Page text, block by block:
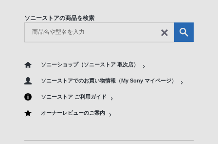
ソニーストアの商品を検索
ソニーショップ（ソニーストア 取次店）
ソニーストアでのお買い物情報（My Sony マイページ）
ソニーストア ご利用ガイド
オーナーレビューのご案内